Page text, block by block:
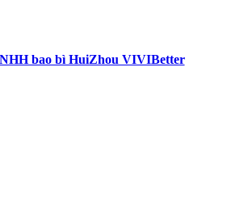
bao bì HuiZhou VIVIBetter